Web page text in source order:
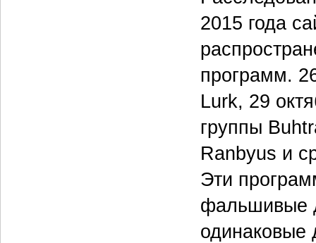
2015 года
программ.
Lurk, 29
группы
Ranbyus и
Эти
фальшивые
одинаковые